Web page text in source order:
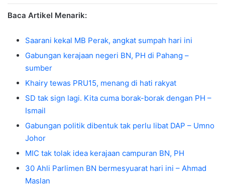
Baca Artikel Menarik:
Saarani kekal MB Perak, angkat sumpah hari ini
Gabungan kerajaan negeri BN, PH di Pahang –
sumber
Khairy tewas PRU15, menang di hati rakyat
SD tak sign lagi. Kita cuma borak-borak dengan PH –
Ismail
Gabungan politik dibentuk tak perlu libat DAP – Umno
Johor
MIC tak tolak idea kerajaan campuran BN, PH
30 Ahli Parlimen BN bermesyuarat hari ini – Ahmad
Maslan